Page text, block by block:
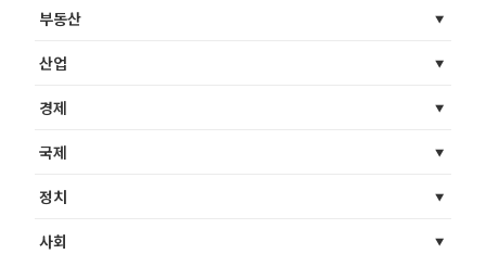
부동산
산업
경제
국제
정치
사회